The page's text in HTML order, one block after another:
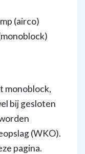
(airco)
monoblock,
bij gesloten
(WKO).
pagina.